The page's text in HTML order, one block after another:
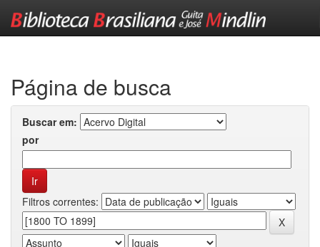
Página de busca
Buscar em:
por
Filtros correntes: